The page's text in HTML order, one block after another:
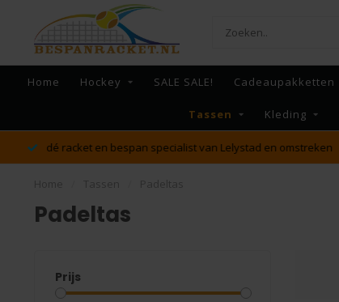
Home Hockey SALE SALE! Cadeaupakketten
Tassen Kleding
dé racket en bespan specialist van Lelystad en omstreken
Padeltas
Prijs